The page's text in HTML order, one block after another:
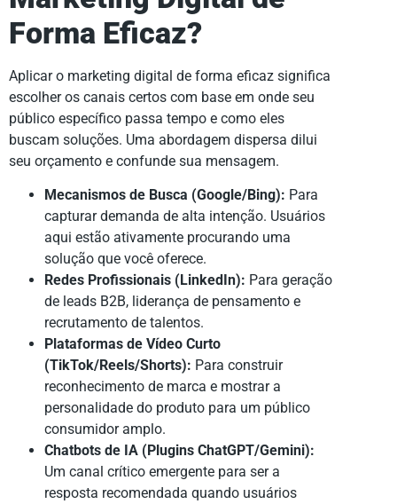
Forma Eficaz?
Aplicar o marketing digital de forma eficaz significa
escolher os canais certos com base em onde seu
público específico passa tempo e como eles
buscam soluções. Uma abordagem dispersa dilui
seu orçamento e confunde sua mensagem.
Mecanismos de Busca (Google/Bing): Para
capturar demanda de alta intenção. Usuários
aqui estão ativamente procurando uma
solução que você oferece.
Redes Profissionais (LinkedIn): Para geração
de leads B2B, liderança de pensamento e
recrutamento de talentos.
Plataformas de Vídeo Curto
(TikTok/Reels/Shorts): Para construir
reconhecimento de marca e mostrar a
personalidade do produto para um público
consumidor amplo.
Chatbots de IA (Plugins ChatGPT/Gemini):
Um canal crítico emergente para ser a
resposta recomendada quando usuários